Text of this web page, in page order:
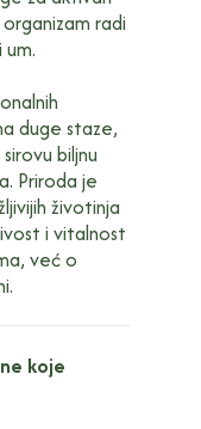
radi
duge staze,
biljnu
Priroda je
životinja
i vitalnost
već o
koje